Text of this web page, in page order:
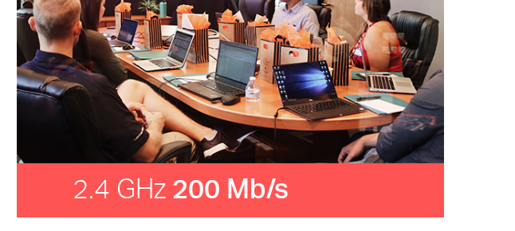
2.4 GHz 200 Mb/s